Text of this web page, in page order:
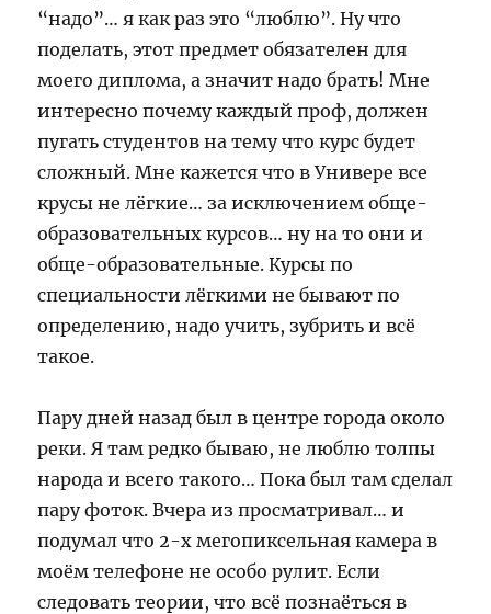
“надо”… я как раз это “люблю”. Ну что
поделать, этот предмет обязателен для
моего диплома, а значит надо брать! Мне
интересно почему каждый проф, должен
пугать студентов на тему что курс будет
сложный. Мне кажется что в Универе все
крусы не лёгкие… за исключением обще-
образовательных курсов… ну на то они и
обще-образовательные. Курсы по
специальности лёгкими не бывают по
определению, надо учить, зубрить и всё
такое.
Пару дней назад был в центре города около
реки. Я там редко бываю, не люблю толпы
народа и всего такого… Пока был там сделал
пару фоток. Вчера из просматривал… и
подумал что 2-х мегопиксельная камера в
моём телефоне не особо рулит. Если
следовать теории, что всё познаёться в